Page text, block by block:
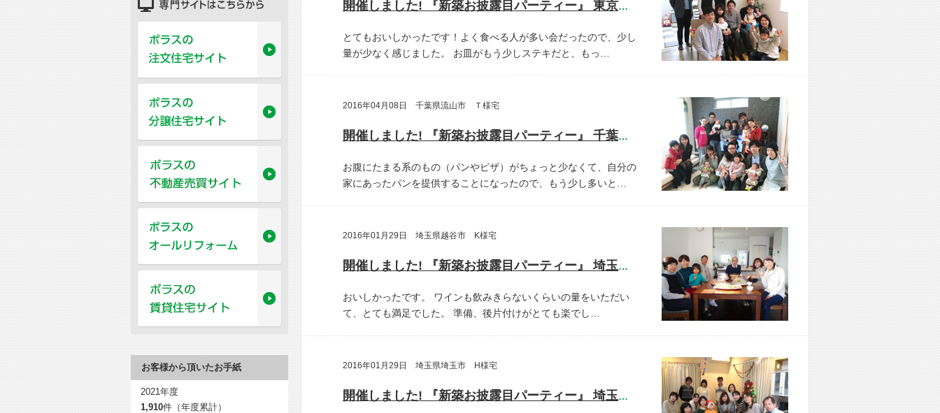
開催しました! 『新築お披露目パーティー』 東京都足立区 A様宅
とてもおいしかったです！よく食べる人が多い会だったので、少し
量が少なく感じました。
お皿がもう少しステキだと、もっ…
2016年04月08日 千葉県流山市 Ｔ様宅
開催しました! 『新築お披露目パーティー』 千葉県流山市 T様宅
お腹にたまる系のもの（パンやピザ）がちょっと少なくて、自分の
家にあったパンを提供することになったので、もう少し多いと…
2016年01月29日 埼玉県越谷市 K様宅
開催しました! 『新築お披露目パーティー』 埼玉県越谷市 K様宅
おいしかったです。
ワインも飲みきらないくらいの量をいただい
て、とても満足でした。
準備、後片付けがとても楽でし…
2016年01月29日 埼玉県埼玉市 H様宅
開催しました! 『新築お披露目パーティー』 埼玉県埼玉市 H様宅
お客様から頂いたお手紙
2021年度
1,910件（年度累計）